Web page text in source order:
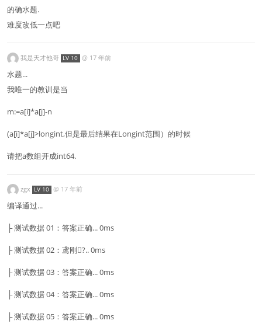
的确水题.
难度改低一点吧
我是天才他哥 LV 10 @ 17 年前
水题...
我唯一的教训是当
m:=a[i]*a[j]-n
(a[i]*a[j]>longint,但是最后结果在Longint范围）的时候
请把a数组开成int64.
zgx LV 10 @ 17 年前
编译通过...
├ 测试数据 01：答案正确... 0ms
├ 测试数据 02：鸢刚?.. 0ms
├ 测试数据 03：答案正确... 0ms
├ 测试数据 04：答案正确... 0ms
├ 测试数据 05：答案正确... 0ms